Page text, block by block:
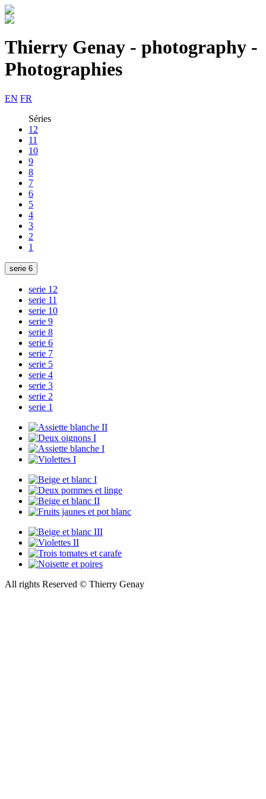
Thierry Genay - photography -
Photographies
EN FR
Séries
12
11
10
9
8
7
6
5
4
3
2
1
serie 6
serie 12
serie 11
serie 10
serie 9
serie 8
serie 6
serie 7
serie 5
serie 4
serie 3
serie 2
serie 1
All rights Reserved © Thierry Genay